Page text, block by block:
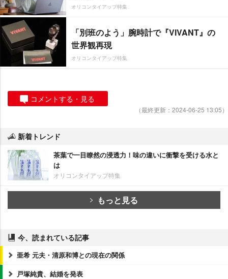
オリコンタイアップ特集
「別班のよう」腕時計で『VIVANT』の
世界観再現
オリコンタイアップ特集
コメントする・見る
（最終更新：2024-06-25 13:05）
新着トレンド
茶葉で一目瞭然の浸透力！味の違いに衝撃を受ける水と
は
オリコンタイアップ特集
もっと見る
今、読まれている記事
亜希 元夫・清原和博との現在の関係
戸塚純貴、結婚を発表